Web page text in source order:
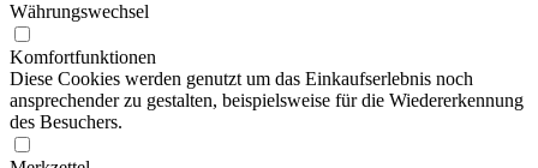
Währungswechsel
Komfortfunktionen
Diese Cookies werden genutzt um das Einkaufserlebnis noch
ansprechender zu gestalten, beispielsweise für die Wiedererkennung
des Besuchers.